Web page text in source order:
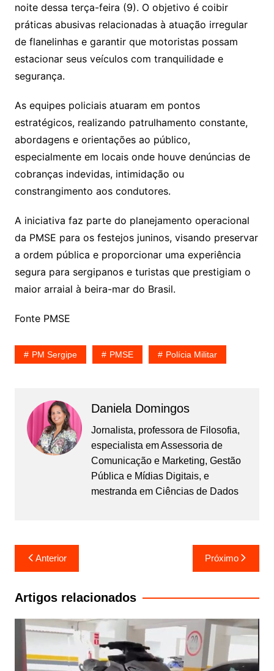
noite dessa terça-feira (9). O objetivo é coibir
práticas abusivas relacionadas à atuação irregular
de flanelinhas e garantir que motoristas possam
estacionar seus veículos com tranquilidade e
segurança.
As equipes policiais atuaram em pontos
estratégicos, realizando patrulhamento constante,
abordagens e orientações ao público,
especialmente em locais onde houve denúncias de
cobranças indevidas, intimidação ou
constrangimento aos condutores.
A iniciativa faz parte do planejamento operacional
da PMSE para os festejos juninos, visando preservar
a ordem pública e proporcionar uma experiência
segura para sergipanos e turistas que prestigiam o
maior arraial à beira-mar do Brasil.
Fonte PMSE
PM Sergipe PMSE Polícia Militar
Daniela Domingos
Jornalista, professora de Filosofia,
especialista em Assessoria de
Comunicação e Marketing, Gestão
Pública e Mídias Digitais, e
mestranda em Ciências de Dados
Navegação
de
Post
Anterior Próximo
Artigos relacionados